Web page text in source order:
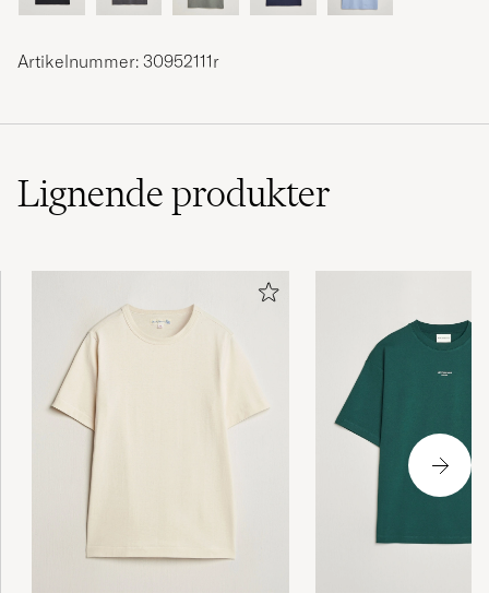
Artikelnummer: 30952111r
Lignendeprodukter